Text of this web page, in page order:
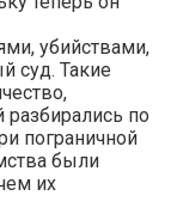
убийствами,
суд. Такие
по
пограничной
были
их